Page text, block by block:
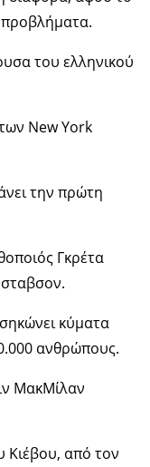
προβλήματα.
του ελληνικού
New York
την πρώτη
Γκρέτα
κύματα
ανθρώπους.
ΜακΜίλαν
Κιέβου, από τον